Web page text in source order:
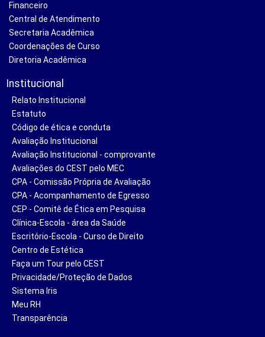
Financeiro
Central de Atendimento
Secretaria Acadêmica
Coordenações de Curso
Diretoria Acadêmica
Institucional
Relato Institucional
Estatuto
Código de ética e conduta
Avaliação Institucional
Avaliação Institucional - comprovante
Avaliações do CEST pelo MEC
CPA - Comissão Própria de Avaliação
CPA - Acompanhamento de Egresso
CEP - Comitê de Ética em Pesquisa
Clínica-Escola - área da Saúde
Escritório-Escola - Curso de Direito
Centro de Estética
Faça um Tour pelo CEST
Privacidade/Proteção de Dados
Sistema Iris
Meu RH
Transparência